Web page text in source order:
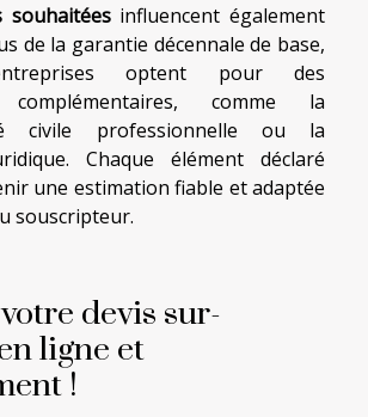
souhaitéesinfluencent également
de la garantie décennale de base,
optent pour des
complémentaires, comme la
civile professionnelle ou la
Chaque élément déclaré
une estimation fiable et adaptée
souscripteur.
devis sur-
ligne et
!